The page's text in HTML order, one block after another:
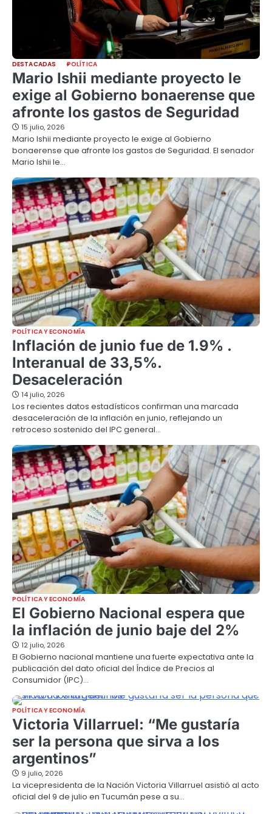
DESTACADAS POLÍTICA
Mario Ishii mediante proyecto le
exige al Gobierno bonaerense que
afronte los gastos de Seguridad
15 julio, 2026
Mario Ishii mediante proyecto le exige al Gobierno
bonaerense que afronte los gastos de Seguridad. El senador
Mario Ishii le…
POLÍTICA Y ECONOMÍA
Inflación de junio fue de 1.9% .
Interanual de 33,5%.
Desaceleración
14 julio, 2026
Los recientes datos estadísticos confirman una marcada
desaceleración de la inflación en junio, reflejando un
retroceso sostenido del IPC general…
POLÍTICA Y ECONOMÍA
El Gobierno Nacional espera que
la inflación de junio baje del 2%
12 julio, 2026
El Gobierno nacional mantiene una fuerte expectativa ante la
publicación del dato oficial del Índice de Precios al
Consumidor (IPC)…
POLÍTICA Y ECONOMÍA
Victoria Villarruel: “Me gustaría
ser la persona que sirva a los
argentinos”
9 julio, 2026
La vicepresidenta de la Nación Victoria Villarruel asistió al acto
oficial del 9 de julio en Tucumán pese a su…